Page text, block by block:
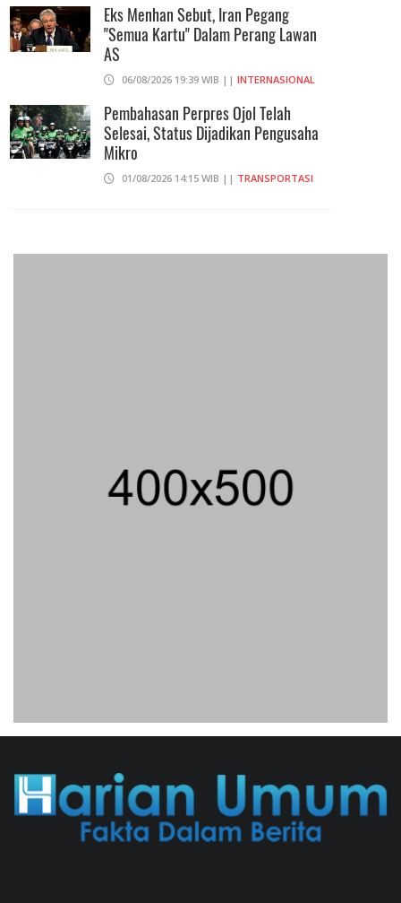
Eks Menhan Sebut, Iran Pegang
"Semua Kartu" Dalam Perang Lawan
AS
06/08/2026 19:39 WIB || INTERNASIONAL
Pembahasan Perpres Ojol Telah
Selesai, Status Dijadikan Pengusaha
Mikro
01/08/2026 14:15 WIB || TRANSPORTASI
206 Juta
04/08/2026 22:54 WIB || MAKRO/MIKRO
Eksepsinya Diterima Hakim, Dokter
Infrastruktur Energinya Diserang Bisa